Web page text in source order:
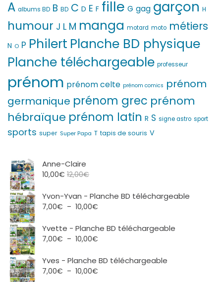
A albums BD B BD C D E F fille G gag garçon H
humour J L M manga motard moto métiers
N O P Philert Planche BD physique
Planche téléchargeable professeur
prénom prénom celte prénom comics prénom
germanique prénom grec prénom
hébraïque prénom latin R S signe astro sport
sports super Super Papa T tapis de souris V
Anne-Claire
10,00€ 12,00€
Yvon-Yvan - Planche BD téléchargeable
7,00€ – 10,00€
prix :
10,00€
Yvette - Planche BD téléchargeable
7,00€ – 10,00€
prix :
Yves - Planche BD téléchargeable
7,00€ – 10,00€